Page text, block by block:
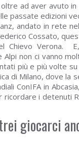
ad aver avuto
passate edizioni
andato in rete
Cossato,
Chievo Verona.
non ci vanno
più e più volte su
di Milano, dove la
ConIFA in
ricordare i detenuti
giocarci